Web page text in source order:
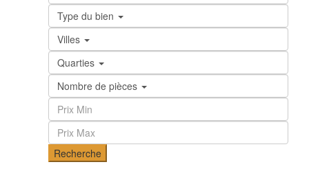
Type du bien
Villes
Quarties
Nombre de pièces
Recherche